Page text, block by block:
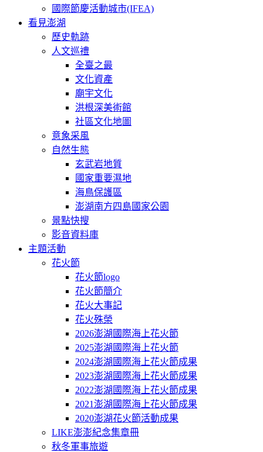
國際節慶活動城市(IFEA)
看見澎湖
歷史軌跡
人文巡禮
全臺之最
文化資產
廟宇文化
洪根深美術館
社區文化地圖
意象采風
自然生態
玄武岩地質
國家重要濕地
海鳥保護區
澎湖南方四島國家公園
景點快搜
影音資料庫
主題活動
花火節
花火節logo
花火節簡介
花火大事記
花火殊榮
2026澎湖國際海上花火節
2025澎湖國際海上花火節
2024澎湖國際海上花火節成果
2023澎湖國際海上花火節成果
2022澎湖國際海上花火節成果
2021澎湖國際海上花火節成果
2020澎湖花火節活動成果
LIKE澎澎紀念集章冊
秋冬軍事旅遊